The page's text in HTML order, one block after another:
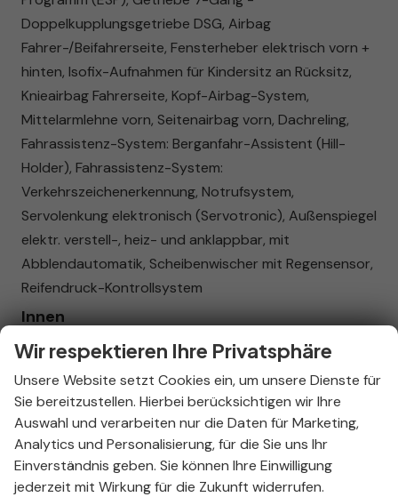
Doppelkupplungsgetriebe DSG, Airbag
Fahrer-/Beifahrerseite, Fensterheber elektrisch vorn +
hinten, Isofix-Aufnahmen für Kindersitz an Rücksitz,
Knieairbag Fahrerseite, Kopf-Airbag-System,
Mittelarmlehne vorn, Seitenairbag vorn, Dachreling,
Fahrassistenz-System: Berganfahr-Assistent (Hill-
Holder), Fahrassistenz-System:
Verkehrszeichenerkennung, Notrufsystem,
Servolenkung elektronisch (Servotronic), Außenspiegel
elektr. verstell-, heiz- und anklappbar, mit
Abblendautomatik, Scheibenwischer mit Regensensor,
Reifendruck-Kontrollsystem
Innen
Ambiente-Beleuchtung
vorhanden
Fensterheber
elektrisch
Klimatisierung
Klimaautomatik, 2-Zonen-Klimaautomatik
Sitze
Isofix (Kindersitzbefestigung), Sitzheizung, Sitzheizung
hinten, Sportsitze
Wir respektieren Ihre Privatsphäre
Unsere Website setzt Cookies ein, um unsere Dienste für
Sie bereitzustellen. Hierbei berücksichtigen wir Ihre
Auswahl und verarbeiten nur die Daten für Marketing,
Analytics und Personalisierung, für die Sie uns Ihr
Einverständnis geben. Sie können Ihre Einwilligung
jederzeit mit Wirkung für die Zukunft widerrufen.